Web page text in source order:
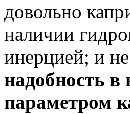
довольно
наличии
инерцией; и
надобность
параметром